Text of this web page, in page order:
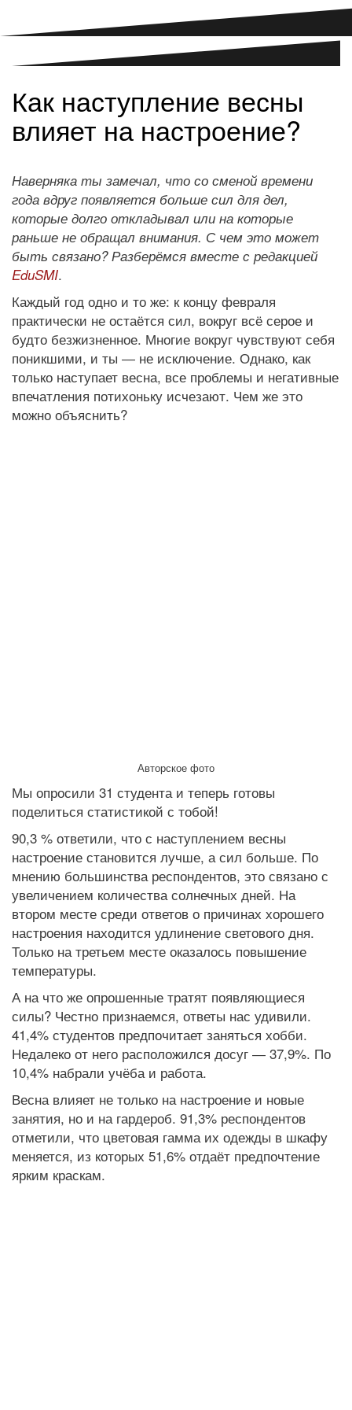
Как наступление весны
влияет на настроение?
Наверняка ты замечал, что со сменой времени
года вдруг появляется больше сил для дел,
которые долго откладывал или на которые
раньше не обращал внимания. С чем это может
быть связано? Разберёмся вместе с редакцией
EduSMI.
Каждый год одно и то же: к концу февраля
практически не остаётся сил, вокруг всё серое и
будто безжизненное. Многие вокруг чувствуют себя
поникшими, и ты ― не исключение. Однако, как
только наступает весна, все проблемы и негативные
впечатления потихоньку исчезают. Чем же это
можно объяснить?
Авторское фото
Мы опросили 31 студента и теперь готовы
поделиться статистикой с тобой!
90,3 % ответили, что с наступлением весны
настроение становится лучше, а сил больше. По
мнению большинства респондентов, это связано с
увеличением количества солнечных дней. На
втором месте среди ответов о причинах хорошего
настроения находится удлинение светового дня.
Только на третьем месте оказалось повышение
температуры.
А на что же опрошенные тратят появляющиеся
силы? Честно признаемся, ответы нас удивили.
41,4% студентов предпочитает заняться хобби.
Недалеко от него расположился досуг ― 37,9%. По
10,4% набрали учёба и работа.
Весна влияет не только на настроение и новые
занятия, но и на гардероб. 91,3% респондентов
отметили, что цветовая гамма их одежды в шкафу
меняется, из которых 51,6% отдаёт предпочтение
ярким краскам.